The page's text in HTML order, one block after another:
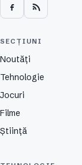
SECȚIUNI
Noutăți
Tehnologie
Jocuri
Filme
Știință